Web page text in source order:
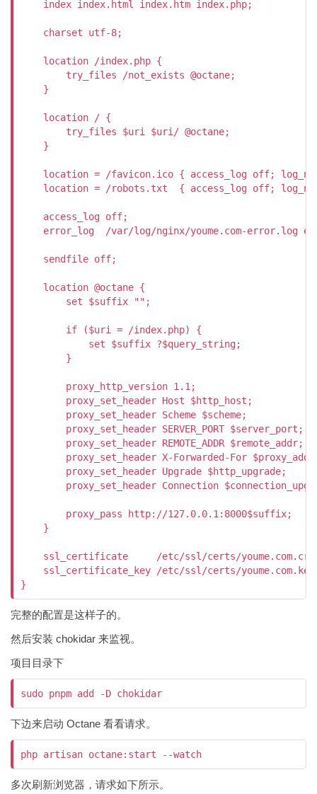
    index index.html index.htm index.php;
    charset utf-8;
    location /index.php {
        try_files /not_exists @octane;
    }
    location / {
        try_files $uri $uri/ @octane;
    }
location = /favicon.ico { access_log off;
location = /robots.txt  { access_log off;
    access_log off;
error_log  /var/log/nginx/youme.com-error.log
    sendfile off;
    location @octane {
        set $suffix "";
        if ($uri = /index.php) {
            set $suffix ?$query_string;
        }
        proxy_http_version 1.1;
        proxy_set_header Host $http_host;
        proxy_set_header Scheme $scheme;
        proxy_set_header SERVER_PORT $server_port;
        proxy_set_header REMOTE_ADDR $remote_addr;
proxy_set_header X-Forwarded-For
        proxy_set_header Upgrade $http_upgrade;
proxy_set_header Connection
        proxy_pass http://127.0.0.1:8000$suffix;
    }
ssl_certificate     /etc/ssl/certs/
ssl_certificate_key /etc/ssl/certs/
}
完整的配置是这样子的。
然后安装 chokidar 来监视。
项目目录下
sudo pnpm add -D chokidar
下边来启动 Octane 看看请求。
php artisan octane:start --watch
多次刷新浏览器，请求如下所示。